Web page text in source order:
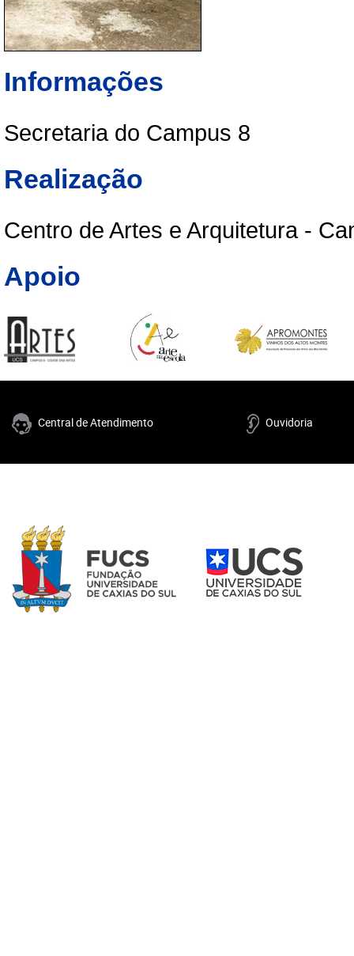
Informações
Secretaria do Campus 8
Realização
Centro de Artes e Arquitetura -
Apoio
Central de Atendimento Ouvidoria